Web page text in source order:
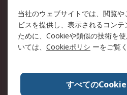
RSについて
会社概要
プレスリリース＆お知ら
全世界のRS
ESGへの取り組み（英語）
当社のウェブサイトでは、閲覧
ビスを提供し、表示されるコン
ために、Cookieや類似の技術を
いては、 Cookieポリシ ーをご覧
すべての